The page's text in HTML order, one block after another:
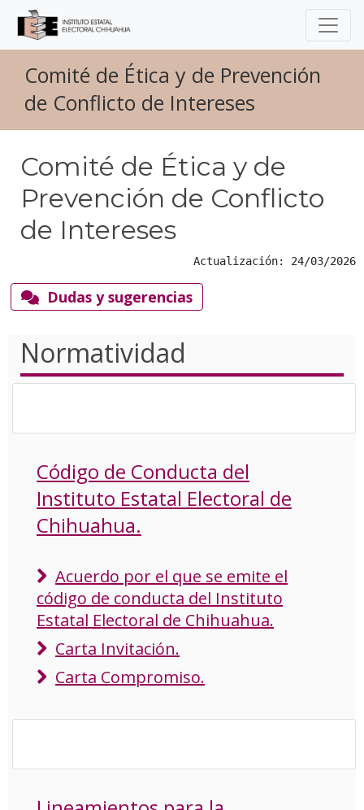
Comité de Ética y de Prevención
de Conflicto de Intereses
Comité de Ética y de
Prevención de Conflicto
de Intereses
Actualización: 24/03/2026
Dudas y sugerencias
Normatividad
Código de Conducta del
Instituto Estatal Electoral de
Chihuahua.
Acuerdo por el que se emite el
código de conducta del Instituto
Estatal Electoral de Chihuahua.
Carta Invitación.
Carta Compromiso.